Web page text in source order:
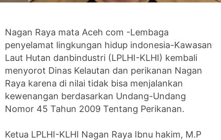
‎Nagan Raya mata Aceh com -Lembaga
penyelamat lingkungan hidup indonesia-Kawasan
Laut Hutan danbindustri (LPLHI-KLHI) kembali
menyorot Dinas Kelautan dan perikanan Nagan
Raya karena di nilai tidak bisa menjalankan
kewenangan berdasarkan Undang-Undang
Nomor 45 Tahun 2009 Tentang Perikanan.
‎Ketua LPLHI-KLHI Nagan Raya Ibnu hakim, M.P